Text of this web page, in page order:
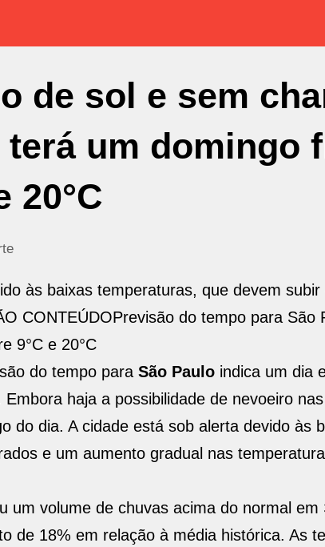
de sol e sem
terá um domingo
20°C
às baixas temperaturas, que devem
CONTEÚDOPrevisão do tempo para São
9°C e 20°C
do tempo para São Paulo indica um dia
Embora haja a possibilidade de nevoeiro
do dia. A cidade está sob alerta devido às
e um aumento gradual nas
um volume de chuvas acima do normal
de 18% em relação à média histórica. As